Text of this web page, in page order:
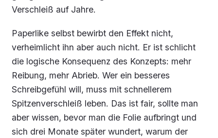
Verschleiß auf Jahre.
Paperlike selbst bewirbt den Effekt nicht,
verheimlicht ihn aber auch nicht. Er ist schlicht
die logische Konsequenz des Konzepts: mehr
Reibung, mehr Abrieb. Wer ein besseres
Schreibgefühl will, muss mit schnellerem
Spitzenverschleiß leben. Das ist fair, sollte man
aber wissen, bevor man die Folie aufbringt und
sich drei Monate später wundert, warum der